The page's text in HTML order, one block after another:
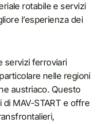
rotabile e servizi
l’esperienza dei
servizi ferroviari
nelle regioni
austriaco. Questo
MAV-START e offre